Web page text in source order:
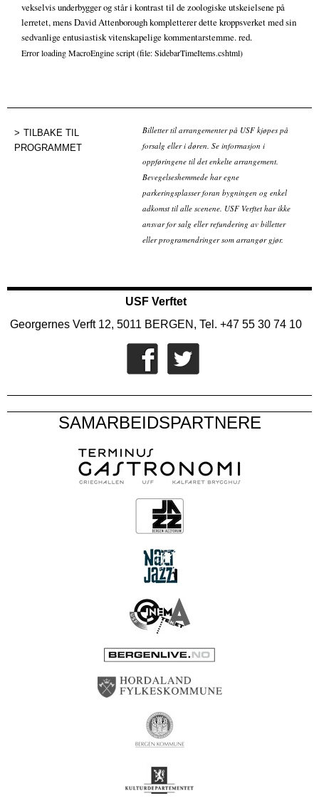
vekselvis underbygger og står i kontrast til de zoologiske utskeielsene på
lerretet, mens David Attenborough kompletterer dette kroppsverket med sin
sedvanlige entusiastisk vitenskapelige kommentarstemme. red.
Error loading MacroEngine script (file: SidebarTimeItems.cshtml)
TILBAKE TIL
PROGRAMMET
Billetter til arrangementer på USF kjøpes på
forsalg eller i døren. Se informasjon i
oppføringene til det enkelte arrangement.
Bevegelseshemmede har egne
parkeringsplasser foran bygningen og enkel
adkomst til alle scenene. USF Verftet har ikke
ansvar for salg eller refundering av billetter
eller programendringer som arrangør gjør.
USF Verftet
Georgernes Verft 12, 5011 BERGEN, Tel. +47 55 30 74 10
SAMARBEIDSPARTNERE